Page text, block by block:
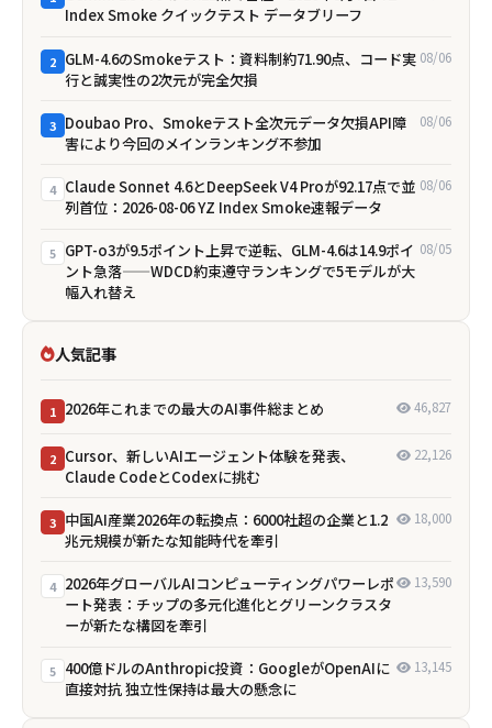
Index Smoke クイックテスト データブリーフ
2 GLM-4.6のSmokeテスト：資料制約71.90点、コード実
行と誠実性の2次元が完全欠損
08/06
3 Doubao Pro、Smokeテスト全次元データ欠損――API障
害により今回のメインランキング不参加
08/06
4 Claude Sonnet 4.6とDeepSeek V4 Proが92.17点で並
列首位：2026-08-06 YZ Index Smoke速報データ
08/06
5 GPT-o3が9.5ポイント上昇で逆転、GLM-4.6は14.9ポイ
ント急落——WDCD約束遵守ランキングで5モデルが大
幅入れ替え
08/05
人気記事
1 2026年これまでの最大のAI事件総まとめ 46,827
2 Cursor、新しいAIエージェント体験を発表、
Claude CodeとCodexに挑む
22,126
3 中国AI産業2026年の転換点：6000社超の企業と1.2
兆元規模が新たな知能時代を牽引
18,000
4 2026年グローバルAIコンピューティングパワーレポ
ート発表：チップの多元化進化とグリーンクラスタ
ーが新たな構図を牽引
13,590
5 400億ドルのAnthropic投資：GoogleがOpenAIに
直接対抗 独立性保持は最大の懸念に
13,145